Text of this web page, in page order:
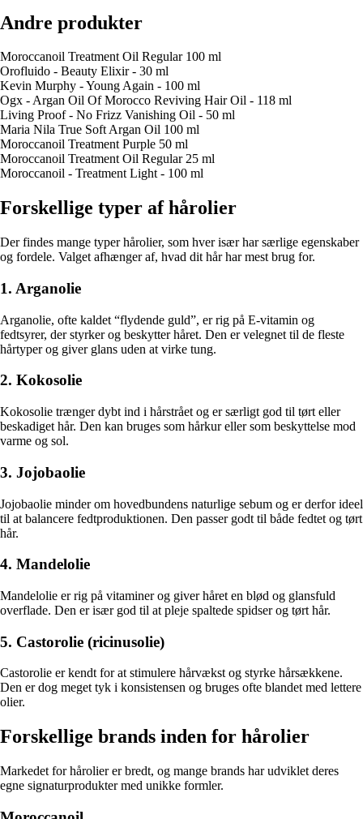
Andre produkter
Moroccanoil Treatment Oil Regular 100 ml
Orofluido - Beauty Elixir - 30 ml
Kevin Murphy - Young Again - 100 ml
Ogx - Argan Oil Of Morocco Reviving Hair Oil - 118 ml
Living Proof - No Frizz Vanishing Oil - 50 ml
Maria Nila True Soft Argan Oil 100 ml
Moroccanoil Treatment Purple 50 ml
Moroccanoil Treatment Oil Regular 25 ml
Moroccanoil - Treatment Light - 100 ml
Forskellige typer af hårolier
Der findes mange typer hårolier, som hver især har særlige egenskaber
og fordele. Valget afhænger af, hvad dit hår har mest brug for.
1. Arganolie
Arganolie, ofte kaldet “flydende guld”, er rig på E-vitamin og
fedtsyrer, der styrker og beskytter håret. Den er velegnet til de fleste
hårtyper og giver glans uden at virke tung.
2. Kokosolie
Kokosolie trænger dybt ind i hårstrået og er særligt god til tørt eller
beskadiget hår. Den kan bruges som hårkur eller som beskyttelse mod
varme og sol.
3. Jojobaolie
Jojobaolie minder om hovedbundens naturlige sebum og er derfor ideel
til at balancere fedtproduktionen. Den passer godt til både fedtet og tørt
hår.
4. Mandelolie
Mandelolie er rig på vitaminer og giver håret en blød og glansfuld
overflade. Den er især god til at pleje spaltede spidser og tørt hår.
5. Castorolie (ricinusolie)
Castorolie er kendt for at stimulere hårvækst og styrke hårsækkene.
Den er dog meget tyk i konsistensen og bruges ofte blandet med lettere
olier.
Forskellige brands inden for hårolier
Markedet for hårolier er bredt, og mange brands har udviklet deres
egne signaturprodukter med unikke formler.